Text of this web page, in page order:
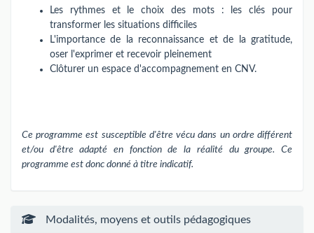
Les rythmes et le choix des mots : les clés pour
transformer les situations difficiles
L'importance de la reconnaissance et de la gratitude,
oser l'exprimer et recevoir pleinement
Clôturer un espace d'accompagnement en CNV.
Ce programme est susceptible d'être vécu dans un ordre différent
et/ou d'être adapté en fonction de la réalité du groupe. Ce
programme est donc donné à titre indicatif.
Modalités, moyens et outils pédagogiques